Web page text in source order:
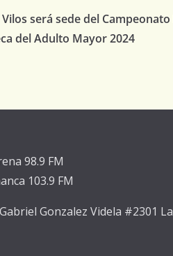
Vilos será sede del
del Adulto Mayor 2024
98.9 FM
103.9 FM
Gonzalez Videla #2301